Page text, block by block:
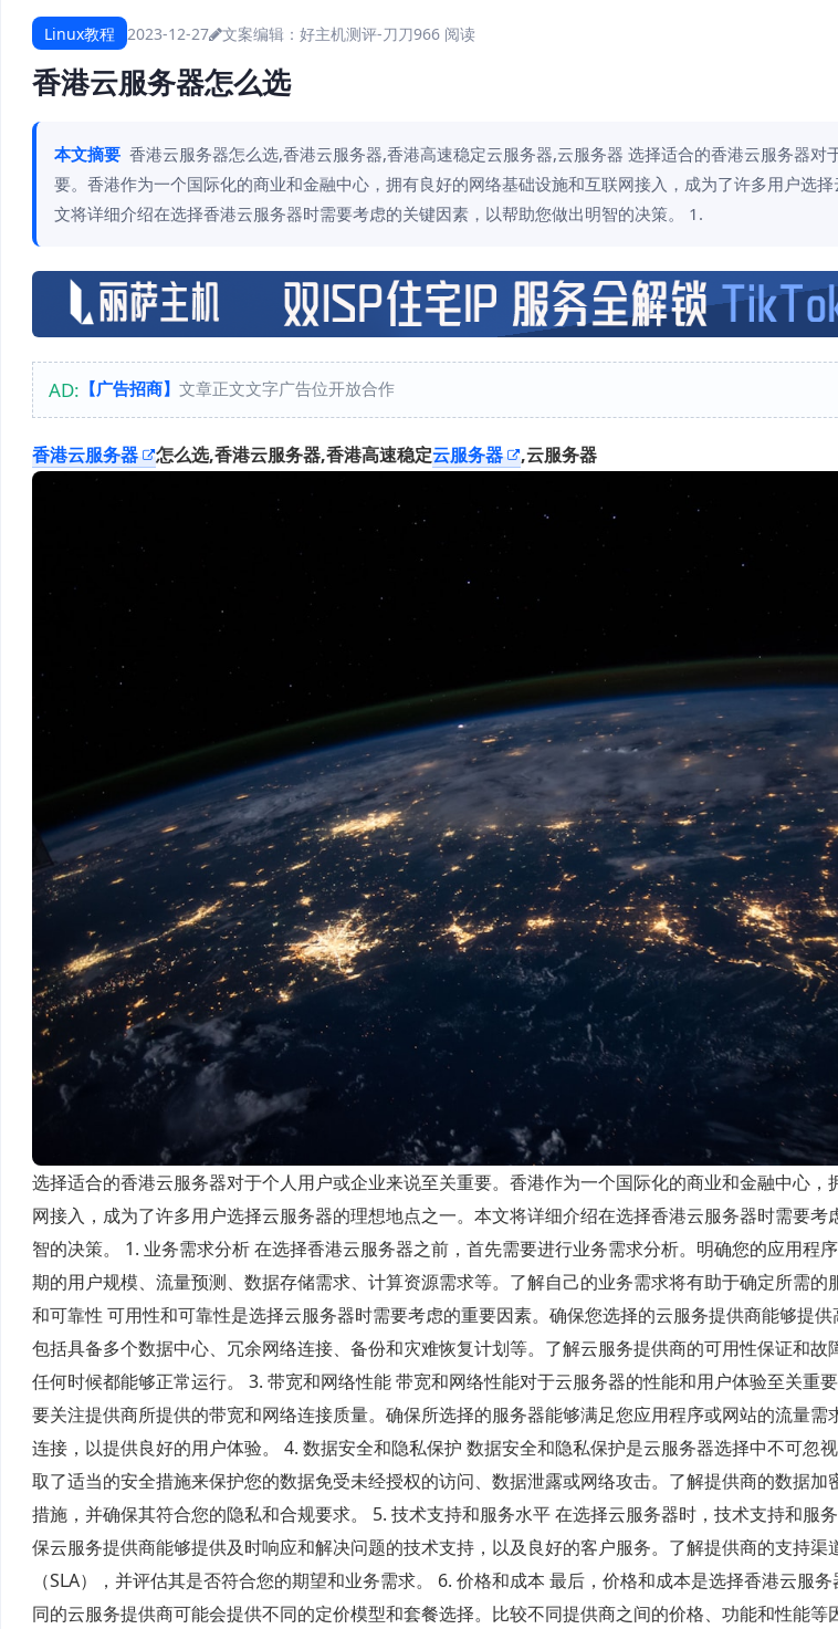
Linux教程 2023-12-27 文案编辑：好主机测评-刀刀966 阅读
香港云服务器怎么选
本文摘要 香港云服务器怎么选,香港云服务器,香港高速稳定云服务器,云服务器 选择适合的香港云服务器对
要。香港作为一个国际化的商业和金融中心，拥有良好的网络基础设施和互联网接入，成为了许多用户选
文将详细介绍在选择香港云服务器时需要考虑的关键因素，以帮助您做出明智的决策。 1.
AD: 【广告招商】 文章正文文字广告位开放合作
香港云服务器 怎么选,香港云服务器,香港高速稳定云服务器 ,云服务器
选择适合的香港云服务器对于个人用户或企业来说至关重要。香港作为一个国际化的商业和金融中心，
网接入，成为了许多用户选择云服务器的理想地点之一。本文将详细介绍在选择香港云服务器时需要考
智的决策。 1. 业务需求分析 在选择香港云服务器之前，首先需要进行业务需求分析。明确您的应用程
期的用户规模、流量预测、数据存储需求、计算资源需求等。了解自己的业务需求将有助于确定所需的
和可靠性 可用性和可靠性是选择云服务器时需要考虑的重要因素。确保您选择的云服务提供商能够提
包括具备多个数据中心、冗余网络连接、备份和灾难恢复计划等。了解云服务提供商的可用性保证和故
任何时候都能够正常运行。 3. 带宽和网络性能 带宽和网络性能对于云服务器的性能和用户体验至关重
要关注提供商所提供的带宽和网络连接质量。确保所选择的服务器能够满足您应用程序或网站的流量需
连接，以提供良好的用户体验。 4. 数据安全和隐私保护 数据安全和隐私保护是云服务器选择中不可忽
取了适当的安全措施来保护您的数据免受未经授权的访问、数据泄露或网络攻击。了解提供商的数据加
措施，并确保其符合您的隐私和合规要求。 5. 技术支持和服务水平 在选择云服务器时，技术支持和服
保云服务提供商能够提供及时响应和解决问题的技术支持，以及良好的客户服务。了解提供商的支持渠
（SLA），并评估其是否符合您的期望和业务需求。 6. 价格和成本 最后，价格和成本是选择香港云服
同的云服务提供商可能会提供不同的定价模型和套餐选择。比较不同提供商之间的价格、功能和性能